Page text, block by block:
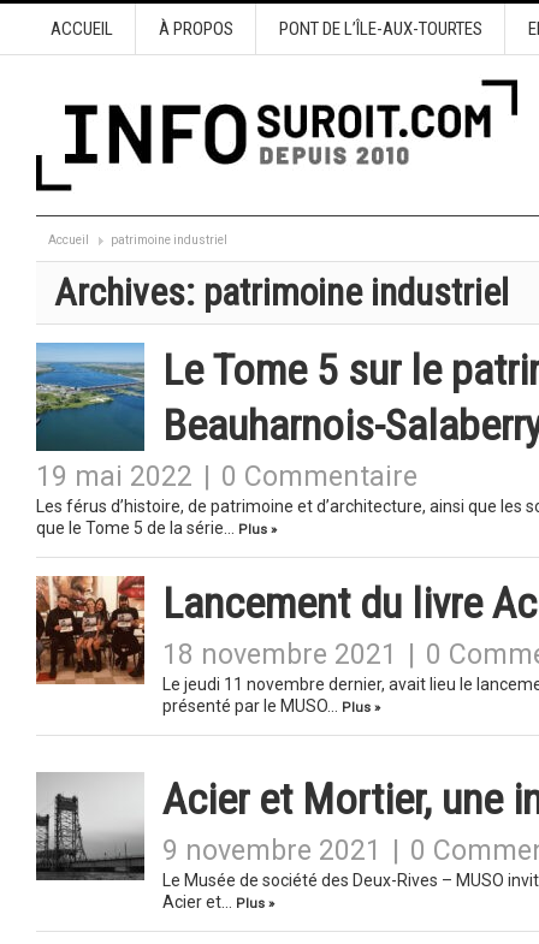
ACCUEIL À PROPOS PONT DE L’ÎLE-AUX-TOURTES
Accueil patrimoine industriel
Archives: patrimoine industriel
Le Tome 5 sur le
Beauharnois-
19 mai 2022 0 Commentaire
Les férus d’histoire, de patrimoine et d’architecture, ainsi que
que le Tome 5 de la série…
Plus »
Lancement du livre
18 novembre 2021 0
Le jeudi 11 novembre dernier, avait lieu le
présenté par le MUSO…
Plus »
Acier et Mortier, une
9 novembre 2021 0
Le Musée de société des Deux-Rives – MUSO
Acier et…
Plus »